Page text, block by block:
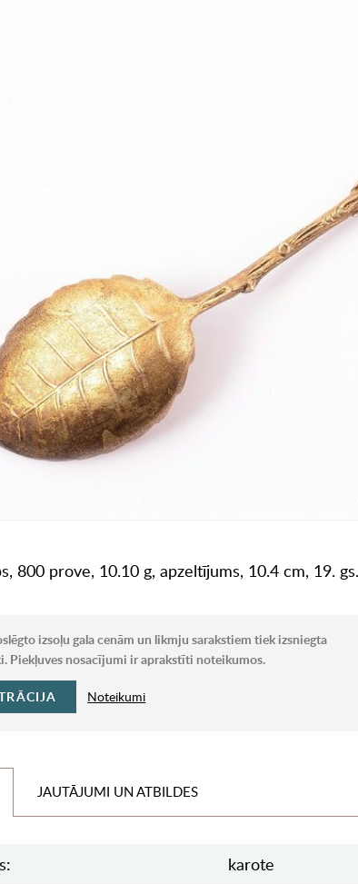
800 prove, 10.10 g, apzeltījums, 10.4 cm, 19.
izsoļu gala cenām un likmju sarakstiem tiek izsniegta
Piekļuves nosacījumi ir aprakstīti noteikumos.
Noteikumi
JAUTĀJUMI UN ATBILDES
karote